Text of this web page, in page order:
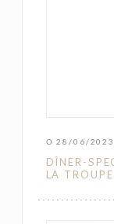
Ο 28/06/
DÎNER-
LA